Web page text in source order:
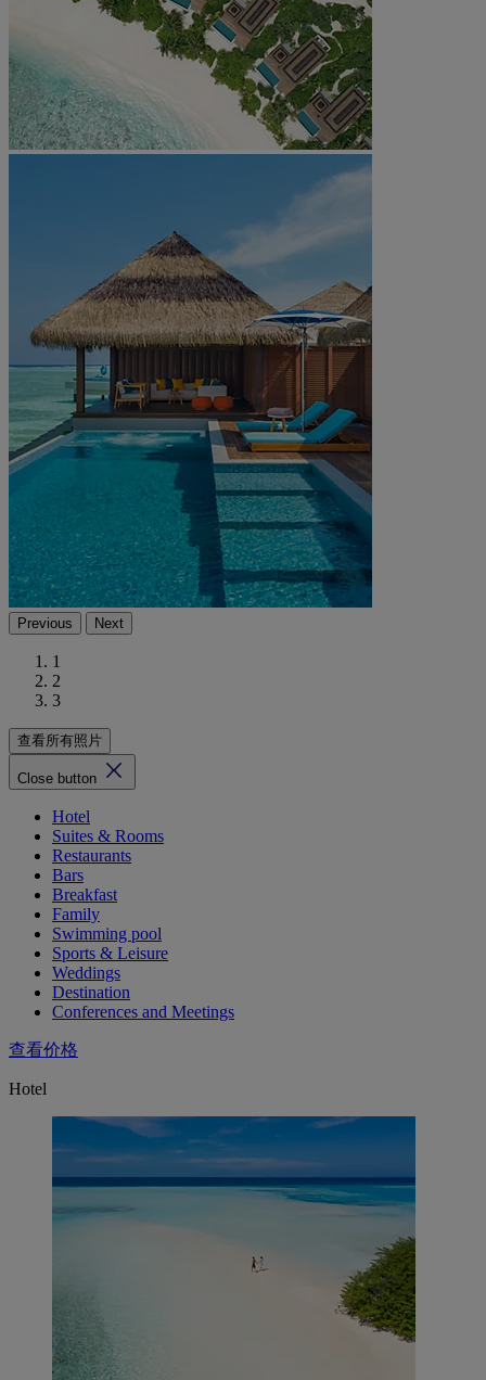
Previous Next
1
2
3
查看所有照片
Close button
Hotel
Suites & Rooms
Restaurants
Bars
Breakfast
Family
Swimming pool
Sports & Leisure
Weddings
Destination
Conferences and Meetings
查看价格
Hotel